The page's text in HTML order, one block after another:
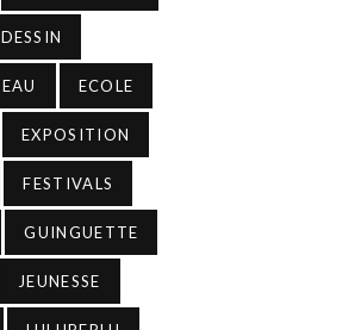
DESSIN
EAU ECOLE
EXPOSITION
FESTIVALS
GUINGUETTE
JEUNESSE